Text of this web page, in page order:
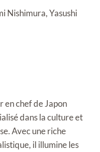
Nishimura, Yasushi
en chef de Japon
dans la culture et
Avec une riche
il illumine les